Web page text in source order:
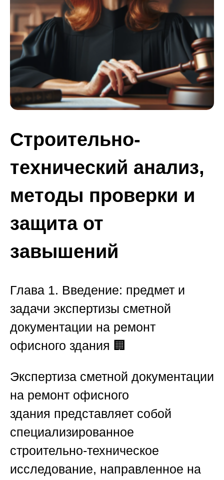
Строительно-
технический анализ,
методы проверки и
защита от
завышений
Глава 1. Введение: предмет и
задачи экспертизы сметной
документации на ремонт
офисного здания 🏢
Экспертиза сметной документации
на ремонт офисного
здания представляет собой
специализированное
строительно-техническое
исследование, направленное на